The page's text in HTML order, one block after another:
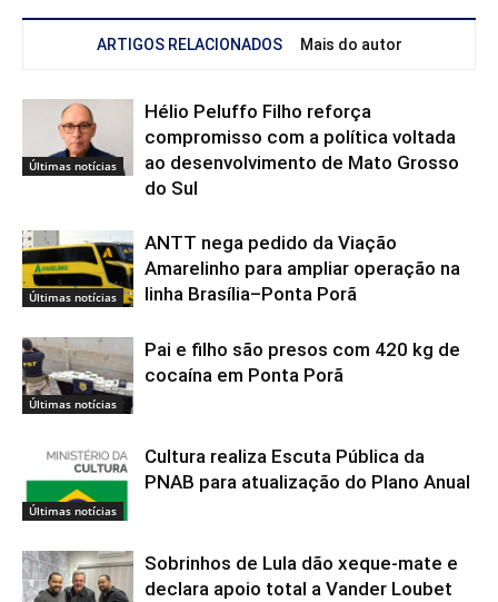
ARTIGOS RELACIONADOS Mais do autor
Últimas notícias
Hélio Peluffo Filho reforça
compromisso com a política voltada
ao desenvolvimento de Mato Grosso
do Sul
Últimas notícias
ANTT nega pedido da Viação
Amarelinho para ampliar operação na
linha Brasília–Ponta Porã
Últimas notícias
Pai e filho são presos com 420 kg de
cocaína em Ponta Porã
Últimas notícias
Cultura realiza Escuta Pública da
PNAB para atualização do Plano Anual
Sobrinhos de Lula dão xeque-mate e
declara apoio total a Vander Loubet